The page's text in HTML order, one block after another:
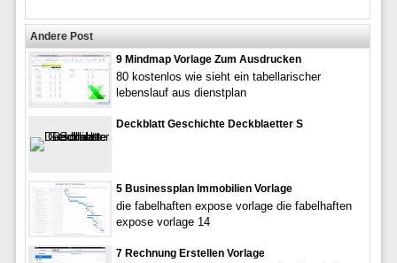
Andere Post
9 Mindmap Vorlage Zum Ausdrucken
80 kostenlos wie sieht ein tabellarischer
lebenslauf aus dienstplan
Deckblatt Geschichte Deckblaetter S
5 Businessplan Immobilien Vorlage
die fabelhaften expose vorlage die fabelhaften
expose vorlage 14
7 Rechnung Erstellen Vorlage